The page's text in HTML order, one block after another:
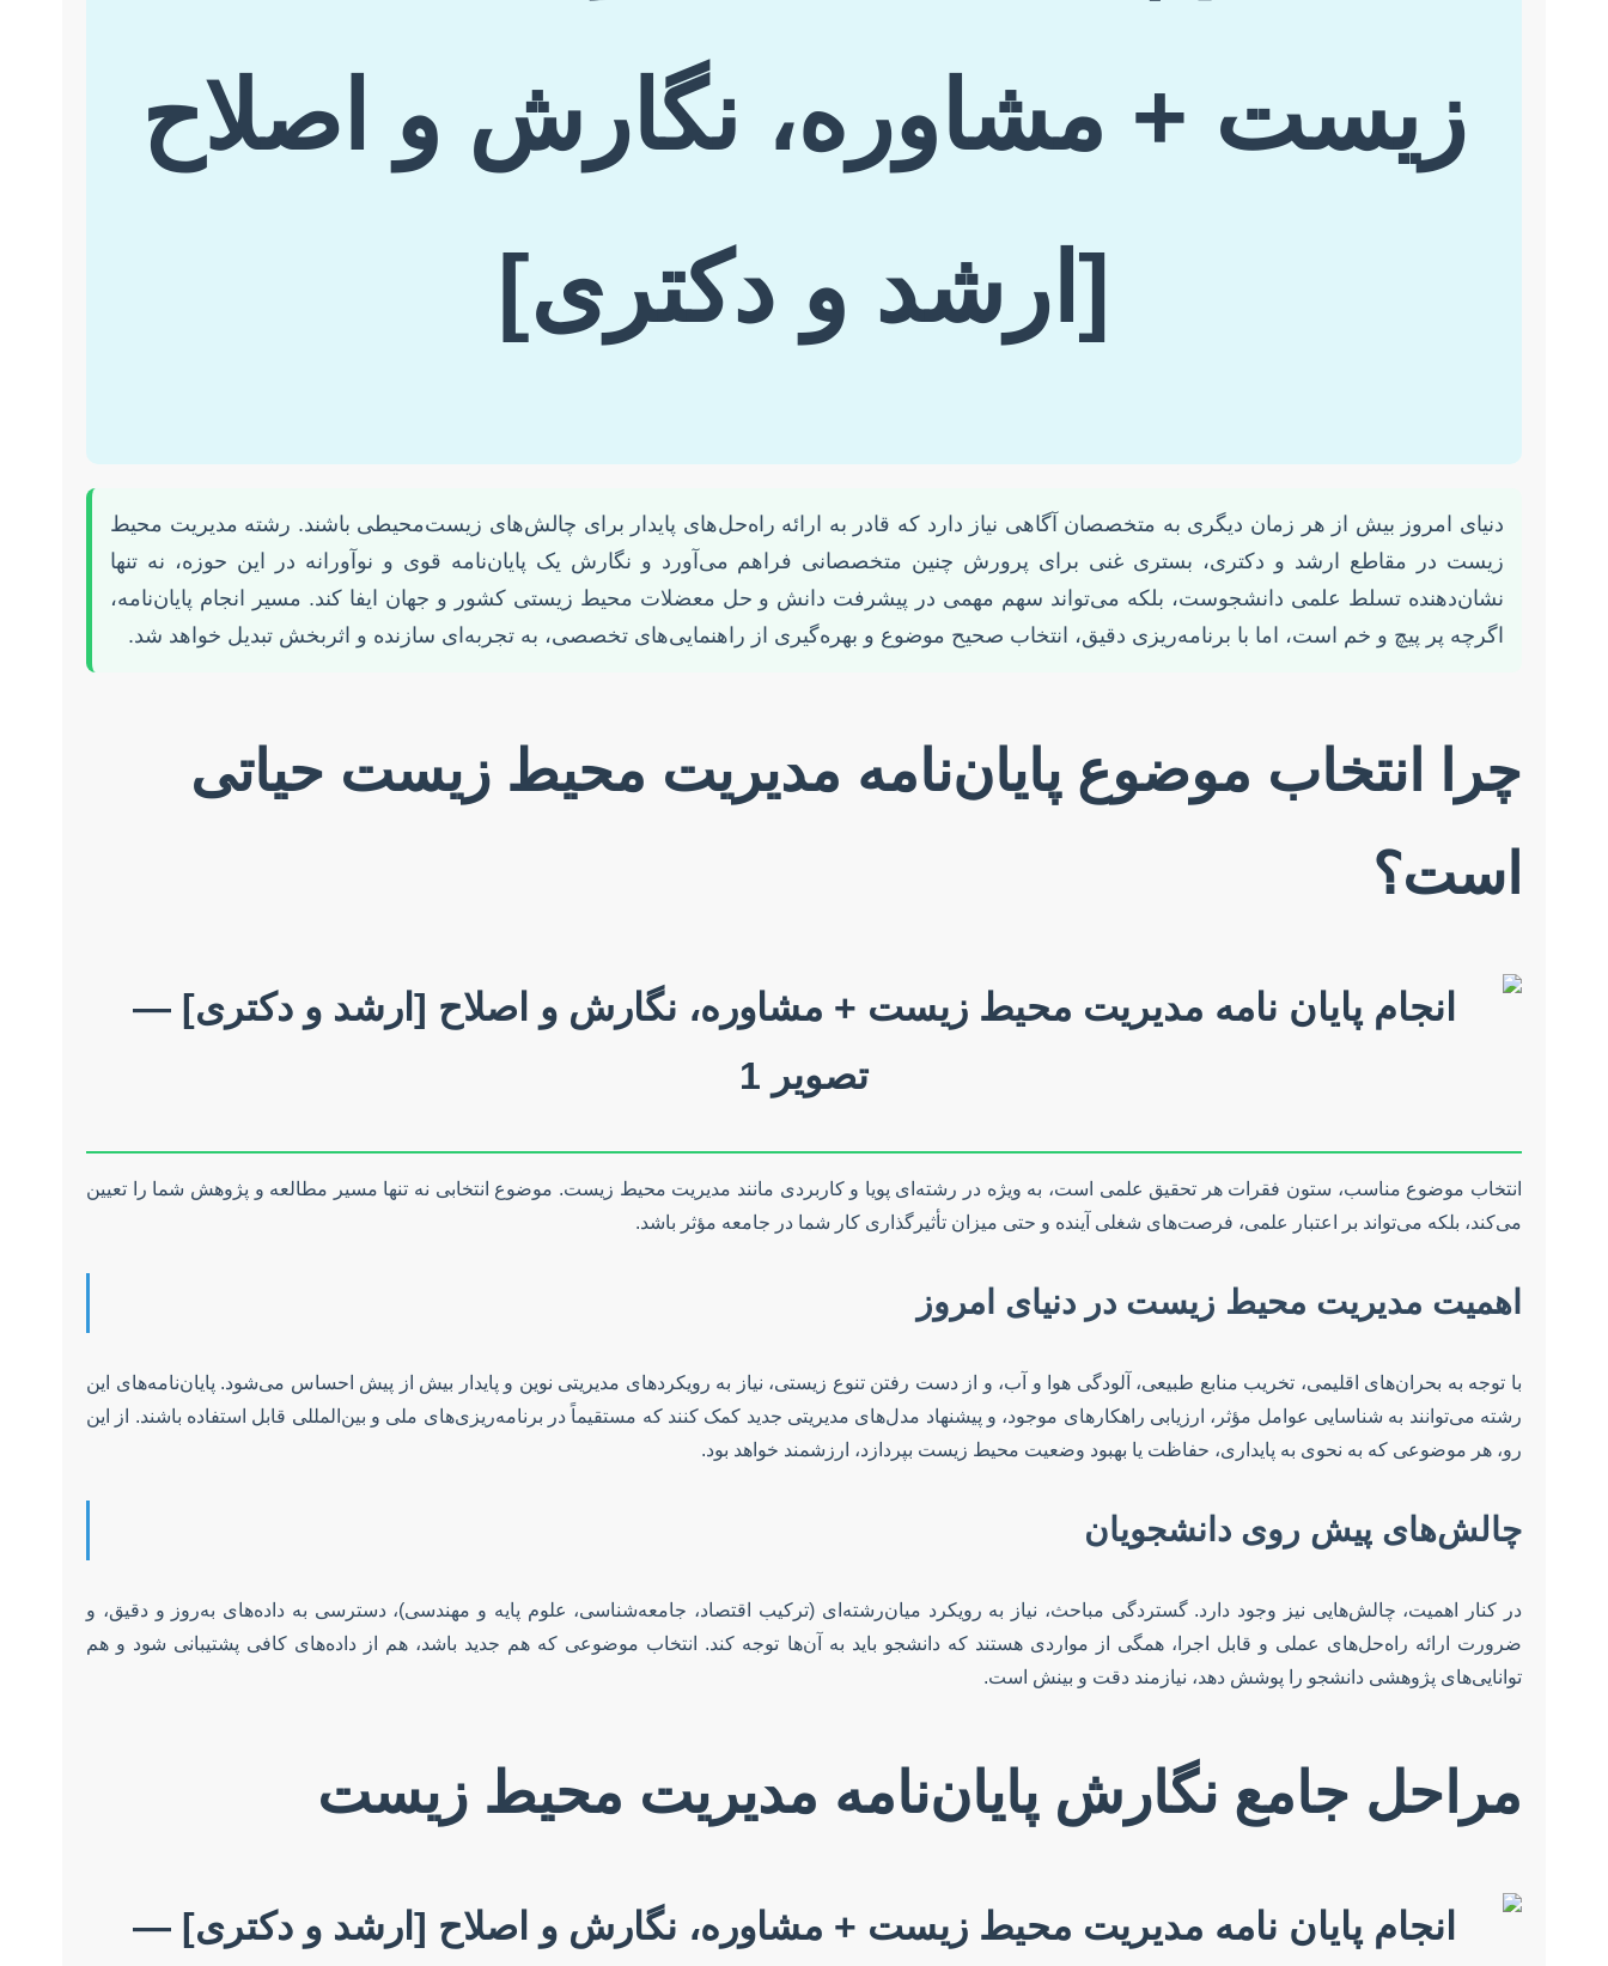
زیست + مشاوره، نگارش و اصلاح
[ارشد و دکتری]
دنیای امروز بیش از هر زمان دیگری به متخصصان آگاهی نیاز دارد که قادر به ارائه راه‌حل‌های پایدار برای چالش‌های زیست‌محیطی باشند. رشته مدیریت محیط
زیست در مقاطع ارشد و دکتری، بستری غنی برای پرورش چنین متخصصانی فراهم می‌آورد و نگارش یک پایان‌نامه قوی و نوآورانه در این حوزه، نه تنها
نشان‌دهنده تسلط علمی دانشجوست، بلکه می‌تواند سهم مهمی در پیشرفت دانش و حل معضلات محیط زیستی کشور و جهان ایفا کند. مسیر انجام پایان‌نامه،
اگرچه پر پیچ و خم است، اما با برنامه‌ریزی دقیق، انتخاب صحیح موضوع و بهره‌گیری از راهنمایی‌های تخصصی، به تجربه‌ای سازنده و اثربخش تبدیل خواهد شد.
چرا انتخاب موضوع پایان‌نامه مدیریت محیط زیست حیاتی
است؟
انتخاب موضوع مناسب، ستون فقرات هر تحقیق علمی است، به ویژه در رشته‌ای پویا و کاربردی مانند مدیریت محیط زیست. موضوع انتخابی نه تنها مسیر مطالعه و پژوهش شما را تعیین
می‌کند، بلکه می‌تواند بر اعتبار علمی، فرصت‌های شغلی آینده و حتی میزان تأثیرگذاری کار شما در جامعه مؤثر باشد.
اهمیت مدیریت محیط زیست در دنیای امروز
با توجه به بحران‌های اقلیمی، تخریب منابع طبیعی، آلودگی هوا و آب، و از دست رفتن تنوع زیستی، نیاز به رویکردهای مدیریتی نوین و پایدار بیش از پیش احساس می‌شود. پایان‌نامه‌های این
رشته می‌توانند به شناسایی عوامل مؤثر، ارزیابی راهکارهای موجود، و پیشنهاد مدل‌های مدیریتی جدید کمک کنند که مستقیماً در برنامه‌ریزی‌های ملی و بین‌المللی قابل استفاده باشند. از این
رو، هر موضوعی که به نحوی به پایداری، حفاظت یا بهبود وضعیت محیط زیست بپردازد، ارزشمند خواهد بود.
چالش‌های پیش روی دانشجویان
در کنار اهمیت، چالش‌هایی نیز وجود دارد. گستردگی مباحث، نیاز به رویکرد میان‌رشته‌ای (ترکیب اقتصاد، جامعه‌شناسی، علوم پایه و مهندسی)، دسترسی به داده‌های به‌روز و دقیق، و
ضرورت ارائه راه‌حل‌های عملی و قابل اجرا، همگی از مواردی هستند که دانشجو باید به آن‌ها توجه کند. انتخاب موضوعی که هم جدید باشد، هم از داده‌های کافی پشتیبانی شود و هم
توانایی‌های پژوهشی دانشجو را پوشش دهد، نیازمند دقت و بینش است.
مراحل جامع نگارش پایان‌نامه مدیریت محیط زیست